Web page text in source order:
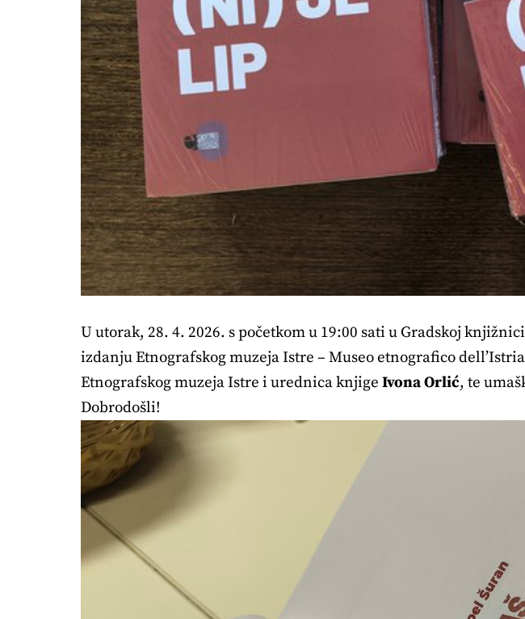
U utorak, 28. 4. 2026. s početkom u 19:00 sati u Gradskoj
izdanju Etnografskog muzeja Istre – Museo etnografico
Etnografskog muzeja Istre i urednica knjige Ivona Orlić, te
Dobrodošli!